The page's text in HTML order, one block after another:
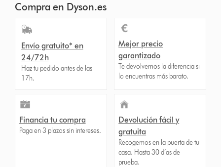
Compra en Dyson.es
Envío gratuito* en
24/72h
Haz tu pedido antes de las
17h.
Mejor precio
garantizado
Te devolvemos la diferencia si
lo encuentras más barato.
Financia tu compra
Paga en 3 plazos sin intereses.
Devolución fácil y
gratuita
Recogemos en la puerta de tu
casa. Hasta 30 días de
prueba.